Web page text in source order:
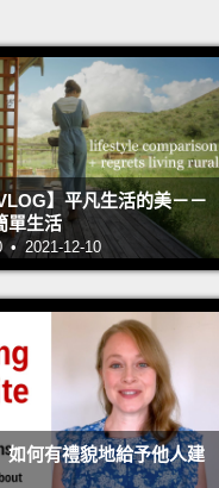
】平凡生活的美－－
單生活
• 2021-12-10
如何有禮貌地給予他人建